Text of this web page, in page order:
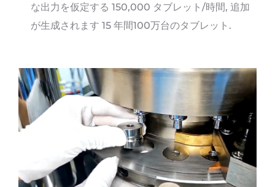
な出力を仮定する 150,000 タブレット/時間, 追加
が生成されます 15 年間100万台のタブレット.